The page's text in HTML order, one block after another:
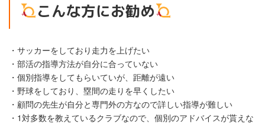
こんな方にお勧め
・サッカーをしており走力を上げたい
・部活の指導方法が自分に合っていない
・個別指導をしてもらいていが、距離が遠い
・野球をしており、塁間の走りを早くしたい
・顧問の先生が自分と専門外の方なので詳しい指導が難しい
・1対多数を教えているクラブなので、個別のアドバイスが貰えな